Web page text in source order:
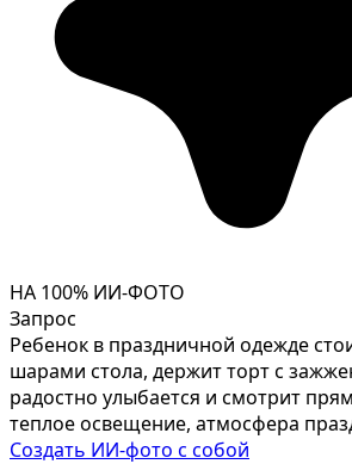
НА 100% ИИ-ФОТО
Запрос
Ребенок в праздничной одежде
шарами стола, держит торт с
радостно улыбается и смотрит
теплое освещение, атмосфера
Создать ИИ-фото с собой